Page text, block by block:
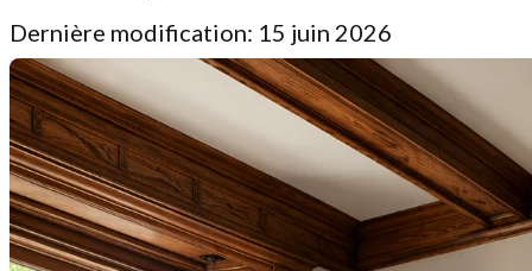
Dernière modification: 15 juin 2026